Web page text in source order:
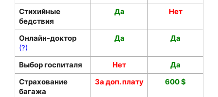
Стихийные
бедствия
Да Нет
Онлайн-доктор
(?)
Да Да
Выбор госпиталя Нет
Да
Страхование
багажа
За доп. плату 600 $